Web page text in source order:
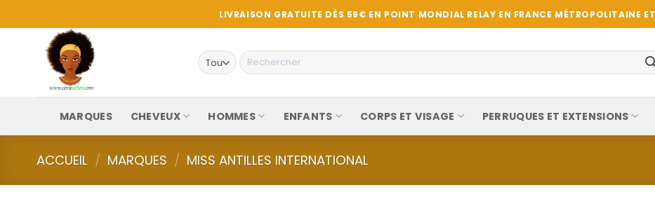
au
LIVRAISON GRATUITE DÈS 59€ EN POINT MONDIAL RELAY EN FRANCE MÉTROPOLITAINE
Recherche
pour :
MARQUES CHEVEUX HOMMES ENFANTS CORPS ET VISAGE PERRUQUES ET EXTENSIONS
ACCUEIL / MARQUES / MISS ANTILLES INTERNATIONAL